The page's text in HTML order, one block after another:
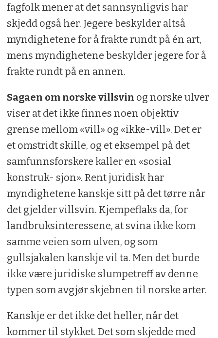
fagfolk mener at det sannsynligvis har
skjedd også her. Jegere beskylder altså
myndighetene for å frakte rundt på én art,
mens myndighetene beskylder jegere for å
frakte rundt på en annen.
Sagaen om norske villsvin og norske ulver
viser at det ikke finnes noen objektiv
grense mellom «vill» og «ikke-vill». Det er
et omstridt skille, og et eksempel på det
samfunnsforskere kaller en «sosial
konstruk- sjon». Rent juridisk har
myndighetene kanskje sitt på det tørre når
det gjelder villsvin. Kjempeflaks da, for
landbruksinteressene, at svina ikke kom
samme veien som ulven, og som
gullsjakalen kanskje vil ta. Men det burde
ikke være juridiske slumpetreff av denne
typen som avgjør skjebnen til norske arter.
Kanskje er det ikke det heller, når det
kommer til stykket. Det som skjedde med